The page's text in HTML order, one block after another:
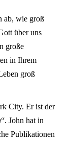
ab, wie groß
über uns
große
in Ihrem
groß
City. Er ist der
“. John hat in
Publikationen